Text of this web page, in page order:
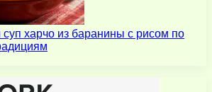
суп харчо из баранины с рисом по